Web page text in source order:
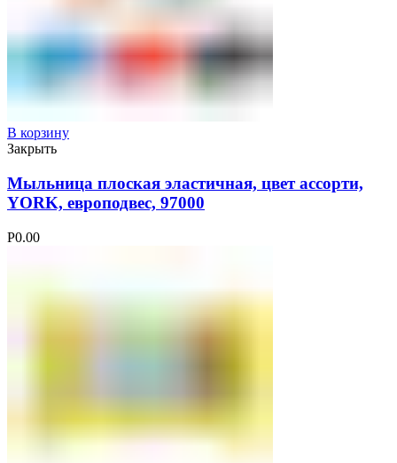
В корзину
Закрыть
Мыльница плоская эластичная, цвет ассорти,
YORK, европодвес, 97000
Р0.00